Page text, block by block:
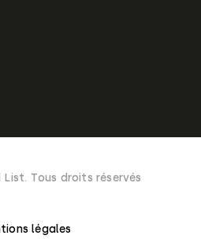
Tous droits réservés
légales